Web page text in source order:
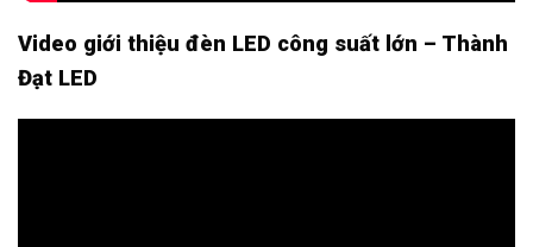
Video giới thiệu đèn LED công suất lớn – Thành
Đạt LED